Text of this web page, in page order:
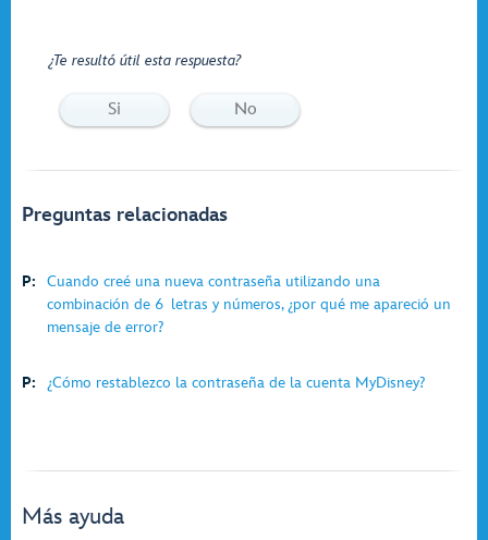
¿Te resultó útil esta respuesta?
Si No
Preguntas relacionadas
P:
Cuando creé una nueva contraseña utilizando una
combinación de 6 letras y números, ¿por qué me apareció un
mensaje de error?
P: ¿Cómo restablezco la contraseña de la cuenta MyDisney?
Más ayuda